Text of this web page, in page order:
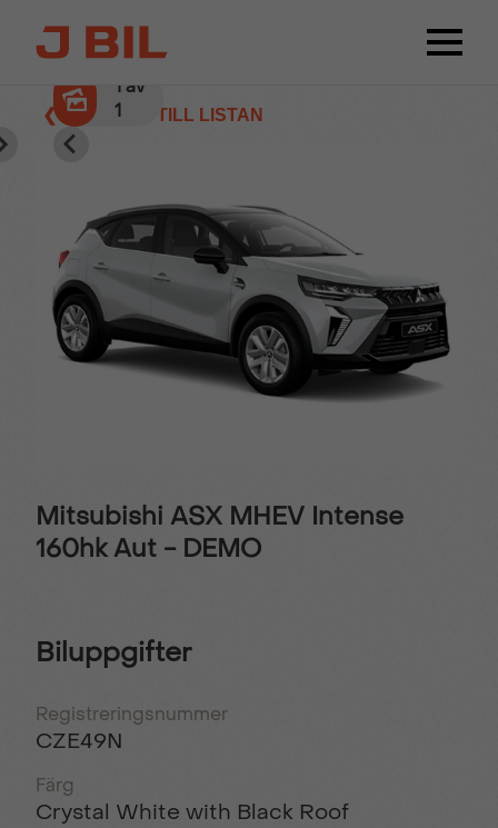
❮ TILLBAKA TILL LISTAN
1av
1
Mitsubishi ASX MHEV Intense
160hk Aut - DEMO
Biluppgifter
Registreringsnummer
CZE49N
Färg
Crystal White with Black Roof